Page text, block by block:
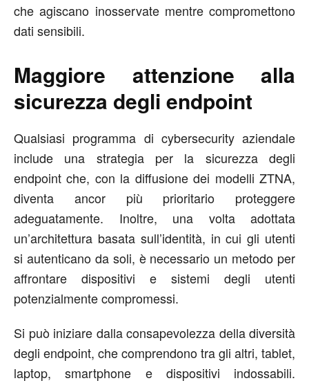
che agiscano inosservate mentre compromettono
dati sensibili.
Maggiore attenzione alla
sicurezza degli endpoint
Qualsiasi programma di cybersecurity aziendale
include una strategia per la sicurezza degli
endpoint che, con la diffusione dei modelli ZTNA,
diventa ancor più prioritario proteggere
adeguatamente. Inoltre, una volta adottata
un’architettura basata sull’identità, in cui gli utenti
si autenticano da soli, è necessario un metodo per
affrontare dispositivi e sistemi degli utenti
potenzialmente compromessi.
Si può iniziare dalla consapevolezza della diversità
degli endpoint, che comprendono tra gli altri, tablet,
laptop, smartphone e dispositivi indossabili.